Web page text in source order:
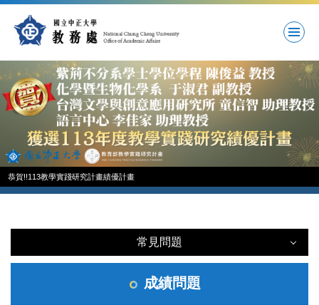
到
容
區
恭賀!!113教學實踐研究計畫績優計畫
常見問題
常見問題
成績問題